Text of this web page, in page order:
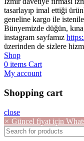
tasarlayıp imal ettiği
geneline kargo ile
Bünyemizde düğün,
instagram sayfamız
üzerinden de sizlere
Shop
0 items Cart
My account
Shopping cart
close
× Güncel fiyat için